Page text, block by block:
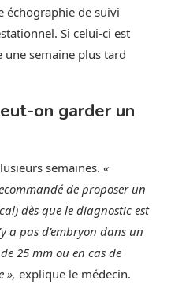
échographie de suivi
Si celui-ci est
une semaine plus tard
on garder un
semaines. «
de proposer un
dès que le diagnostic est
a pas d’embryon dans un
25 mm ou en cas de
», explique le médecin.